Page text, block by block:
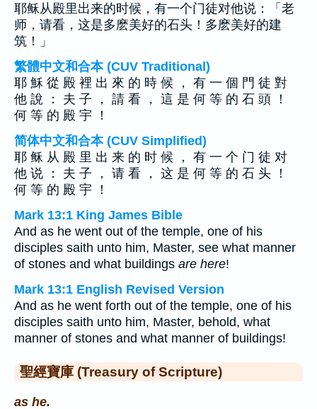
耶稣从殿里出来的时候，有一个门徒对他说：「老
师，请看，这是多麽美好的石头！多麽美好的建
筑！」
繁體中文和合本 (CUV Traditional)
耶 穌 從 殿 裡 出 來 的 時 候 ， 有 一 個 門 徒 對
他 說 ： 夫 子 ， 請 看 ， 這 是 何 等 的 石 頭 ！
何 等 的 殿 宇 ！
简体中文和合本 (CUV Simplified)
耶 稣 从 殿 里 出 来 的 时 候 ， 有 一 个 门 徒 对
他 说 ： 夫 子 ， 请 看 ， 这 是 何 等 的 石 头 ！
何 等 的 殿 宇 ！
Mark 13:1 King James Bible
And as he went out of the temple, one of his
disciples saith unto him, Master, see what manner
of stones and what buildings are here!
Mark 13:1 English Revised Version
And as he went forth out of the temple, one of his
disciples saith unto him, Master, behold, what
manner of stones and what manner of buildings!
聖經寶庫 (Treasury of Scripture)
as he.